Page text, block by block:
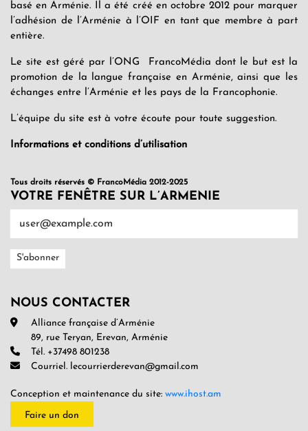
basé en Arménie. Il a été créé en octobre 2012 pour marquer
l’adhésion de l’Arménie à l’OIF en tant que membre à part
entière.
Le site est géré par l’ONG FrancoMédia dont le but est la
promotion de la langue française en Arménie, ainsi que les
échanges entre l’Arménie et les pays de la Francophonie.
L’équipe du site est à votre écoute pour toute suggestion.
Informations et conditions d’utilisation
Tous droits réservés © FrancoMédia 2012-2025
VOTRE FENÊTRE SUR L’ARMENIE
NOUS CONTACTER
Alliance française d’Arménie
89, rue Teryan, Erevan, Arménie
Tél. +37498 801238
Courriel. lecourrierderevan@gmail.com
Conception et maintenance du site: www.ihost.am
Faire un don